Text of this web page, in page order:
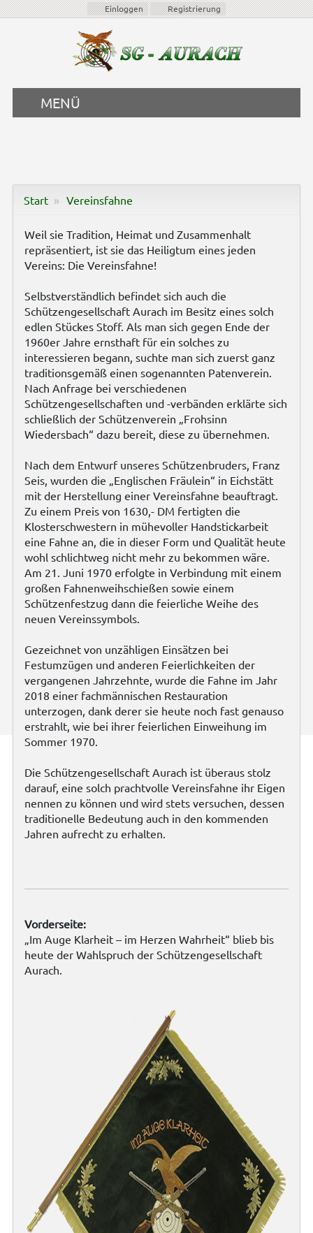
Einloggen Registrierung
MENÜ
Start Vereinsfahne
Weil sie Tradition, Heimat und Zusammenhalt
repräsentiert, ist sie das Heiligtum eines jeden
Vereins: Die Vereinsfahne!
Selbstverständlich befindet sich auch die
Schützengesellschaft Aurach im Besitz eines solch
edlen Stückes Stoff. Als man sich gegen Ende der
1960er Jahre ernsthaft für ein solches zu
interessieren begann, suchte man sich zuerst ganz
traditionsgemäß einen sogenannten Patenverein.
Nach Anfrage bei verschiedenen
Schützengesellschaften und -verbänden erklärte sich
schließlich der Schützenverein „Frohsinn
Wiedersbach“ dazu bereit, diese zu übernehmen.
Nach dem Entwurf unseres Schützenbruders, Franz
Seis, wurden die „Englischen Fräulein“ in Eichstätt
mit der Herstellung einer Vereinsfahne beauftragt.
Zu einem Preis von 1630,- DM fertigten die
Klosterschwestern in mühevoller Handstickarbeit
eine Fahne an, die in dieser Form und Qualität heute
wohl schlichtweg nicht mehr zu bekommen wäre.
Am 21. Juni 1970 erfolgte in Verbindung mit einem
großen Fahnenweihschießen sowie einem
Schützenfestzug dann die feierliche Weihe des
neuen Vereinssymbols.
Gezeichnet von unzähligen Einsätzen bei
Festumzügen und anderen Feierlichkeiten der
vergangenen Jahrzehnte, wurde die Fahne im Jahr
2018 einer fachmännischen Restauration
unterzogen, dank derer sie heute noch fast genauso
erstrahlt, wie bei ihrer feierlichen Einweihung im
Sommer 1970.
Die Schützengesellschaft Aurach ist überaus stolz
darauf, eine solch prachtvolle Vereinsfahne ihr Eigen
nennen zu können und wird stets versuchen, dessen
traditionelle Bedeutung auch in den kommenden
Jahren aufrecht zu erhalten.
Vorderseite:
„Im Auge Klarheit – im Herzen Wahrheit“ blieb bis
heute der Wahlspruch der Schützengesellschaft
Aurach.